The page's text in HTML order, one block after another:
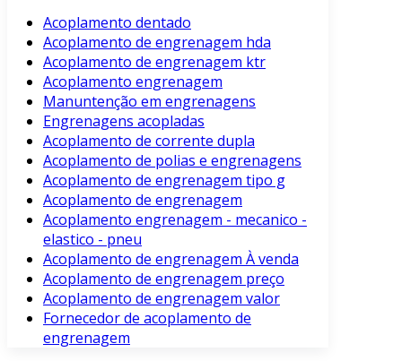
Acoplamento dentado
Acoplamento de engrenagem hda
Acoplamento de engrenagem ktr
Acoplamento engrenagem
Manuntenção em engrenagens
Engrenagens acopladas
Acoplamento de corrente dupla
Acoplamento de polias e engrenagens
Acoplamento de engrenagem tipo g
Acoplamento de engrenagem
Acoplamento engrenagem - mecanico -
elastico - pneu
Acoplamento de engrenagem À venda
Acoplamento de engrenagem preço
Acoplamento de engrenagem valor
Fornecedor de acoplamento de
engrenagem